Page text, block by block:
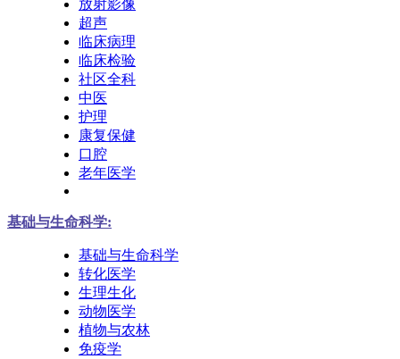
放射影像
超声
临床病理
临床检验
社区全科
中医
护理
康复保健
口腔
老年医学
基础与生命科学:
基础与生命科学
转化医学
生理生化
动物医学
植物与农林
免疫学